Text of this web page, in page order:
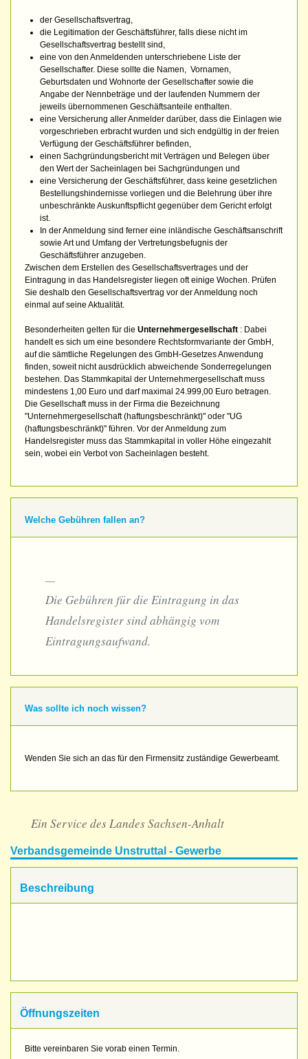
der Gesellschaftsvertrag,
die Legitimation der Geschäftsführer, falls diese nicht im
Gesellschaftsvertrag bestellt sind,
eine von den Anmeldenden unterschriebene Liste der
Gesellschafter. Diese sollte die Namen, Vornamen,
Geburtsdaten und Wohnorte der Gesellschafter sowie die
Angabe der Nennbeträge und der laufenden Nummern der
jeweils übernommenen Geschäftsanteile enthalten.
eine Versicherung aller Anmelder darüber, dass die Einlagen wie
vorgeschrieben erbracht wurden und sich endgültig in der freien
Verfügung der Geschäftsführer befinden,
einen Sachgründungsbericht mit Verträgen und Belegen über
den Wert der Sacheinlagen bei Sachgründungen und
eine Versicherung der Geschäftsführer, dass keine gesetzlichen
Bestellungshindernisse vorliegen und die Belehrung über ihre
unbeschränkte Auskunftspflicht gegenüber dem Gericht erfolgt
ist.
In der Anmeldung sind ferner eine inländische Geschäftsanschrift
sowie Art und Umfang der Vertretungsbefugnis der
Geschäftsführer anzugeben.
Zwischen dem Erstellen des Gesellschaftsvertrages und der
Eintragung in das Handelsregister liegen oft einige Wochen. Prüfen
Sie deshalb den Gesellschaftsvertrag vor der Anmeldung noch
einmal auf seine Aktualität.
Besonderheiten gelten für die Unternehmergesellschaft : Dabei
handelt es sich um eine besondere Rechtsformvariante der GmbH,
auf die sämtliche Regelungen des GmbH-Gesetzes Anwendung
finden, soweit nicht ausdrücklich abweichende Sonderregelungen
bestehen. Das Stammkapital der Unternehmergesellschaft muss
mindestens 1,00 Euro und darf maximal 24.999,00 Euro betragen.
Die Gesellschaft muss in der Firma die Bezeichnung
"Unternehmergesellschaft (haftungsbeschränkt)" oder "UG
(haftungsbeschränkt)" führen. Vor der Anmeldung zum
Handelsregister muss das Stammkapital in voller Höhe eingezahlt
sein, wobei ein Verbot von Sacheinlagen besteht.
Welche Gebühren fallen an?
Die Gebühren für die Eintragung in das
Handelsregister sind abhängig vom
Eintragungsaufwand.
Was sollte ich noch wissen?
Wenden Sie sich an das für den Firmensitz zuständige Gewerbeamt.
Ein Service des Landes Sachsen-Anhalt
Verbandsgemeinde Unstruttal - Gewerbe
Beschreibung
Öffnungszeiten
Bitte vereinbaren Sie vorab einen Termin.